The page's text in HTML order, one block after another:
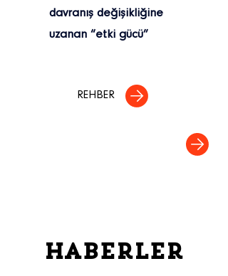
davranış değişikliğine
uzanan “etki gücü”
REHBER
Haberler